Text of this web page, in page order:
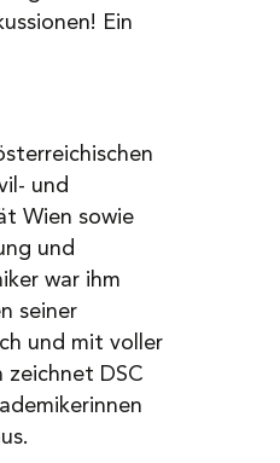
Ein
und
Wien sowie
und
war ihm
seiner
und mit voller
DSC